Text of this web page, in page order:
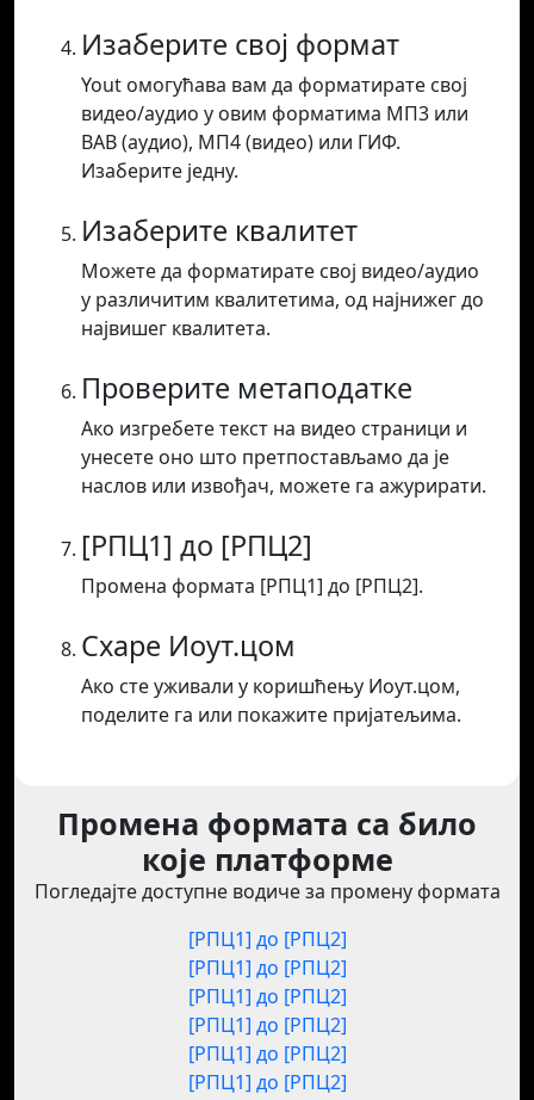
Изаберите свој формат
Yout омогућава вам да форматирате свој
видео/аудио у овим форматима МП3 или
ВАВ (аудио), МП4 (видео) или ГИФ.
Изаберите једну.
Изаберите квалитет
Можете да форматирате свој видео/аудио
у различитим квалитетима, од најнижег до
највишег квалитета.
Проверите метаподатке
Ако изгребете текст на видео страници и
унесете оно што претпостављамо да је
наслов или извођач, можете га ажурирати.
[РПЦ1] до [РПЦ2]
Промена формата [РПЦ1] до [РПЦ2].
Схаре Иоут.цом
Ако сте уживали у коришћењу Иоут.цом,
поделите га или покажите пријатељима.
Промена формата са било
које платформе
Погледајте доступне водиче за промену формата
[РПЦ1] до [РПЦ2]
[РПЦ1] до [РПЦ2]
[РПЦ1] до [РПЦ2]
[РПЦ1] до [РПЦ2]
[РПЦ1] до [РПЦ2]
[РПЦ1] до [РПЦ2]